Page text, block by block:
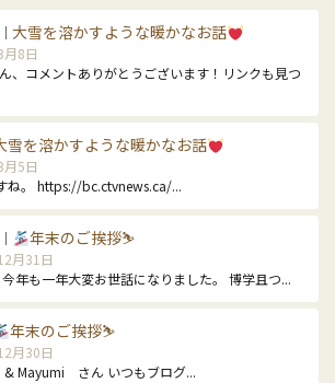
大雪を溶かすような暖かなお話
8日
、コメントありがとうございます！リンクも見つ
雪を溶かすような暖かなお話
5日
ね。 https://bc.ctvnews.ca/...
年末のご挨拶⛷
月31日
年も一年大変お世話になりました。 博学且つ...
年末のご挨拶⛷
月30日
& Mayumi さん いつもブログ...